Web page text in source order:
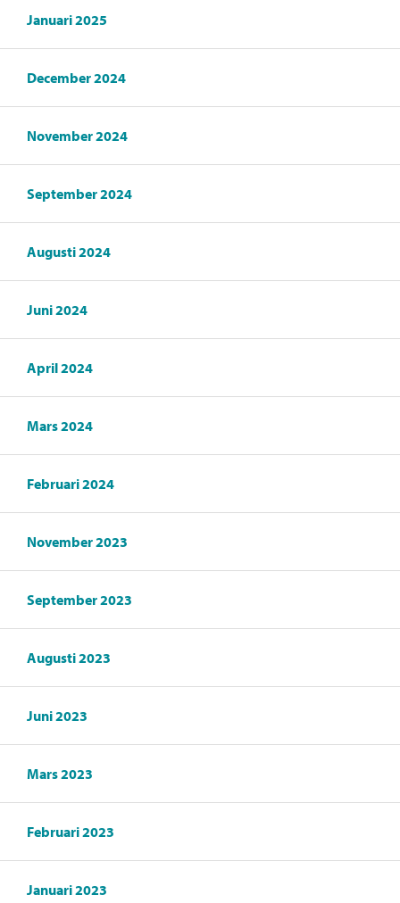
Januari 2025
December 2024
November 2024
September 2024
Augusti 2024
Juni 2024
April 2024
Mars 2024
Februari 2024
November 2023
September 2023
Augusti 2023
Juni 2023
Mars 2023
Februari 2023
Januari 2023